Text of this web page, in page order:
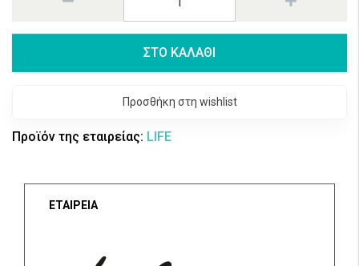
ΣΤΟ ΚΑΛΑΘΙ
Προσθήκη στη wishlist
Προϊόν της εταιρείας: LIFE
ΕΤΑΙΡΕΙΑ